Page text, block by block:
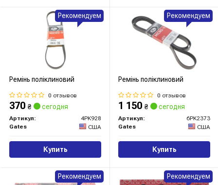
Ремінь поліклиновий
0 отзывов
370 ₴ сегодня
Артикул:
4PK928
Gates
США
Купить
Рекомендуем
Ремінь поліклиновий
0 отзывов
1 150 ₴ сегодня
Артикул:
6PK2373
Gates
США
Купить
Рекомендуем
Рекомендуем Рекомендуем